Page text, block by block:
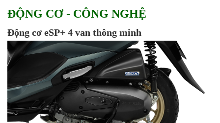
ĐỘNG CƠ - CÔNG NGHỆ
Động cơ eSP+ 4 van thông minh